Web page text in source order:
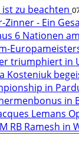
ist zu beachten
Zinner - Ein
6 Nationen
triumphiert in
Kosteniuk
in
in
Lemans
RB Ramesh in